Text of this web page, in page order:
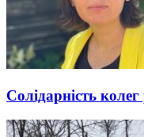
Солідарність колег